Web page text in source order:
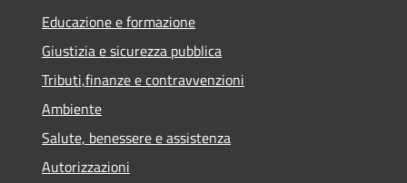
Educazione e formazione
Giustizia e sicurezza pubblica
Tributi,finanze e contravvenzioni
Ambiente
Salute, benessere e assistenza
Autorizzazioni